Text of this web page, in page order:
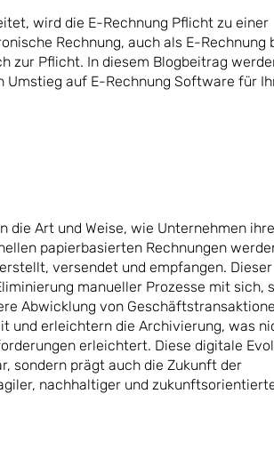
wird die E-Rechnung Pflicht zu einer
Rechnung, auch als E-Rechnung
zur Pflicht. In diesem Blogbeitrag
auf E-Rechnung Software für
die Art und Weise, wie Unternehmen ihre
papierbasierten Rechnungen
versendet und empfangen. Dieser
manueller Prozesse mit sich,
Abwicklung von
und erleichtern die Archivierung, was
erleichtert. Diese digitale
sondern prägt auch die Zukunft der
nachhaltiger und